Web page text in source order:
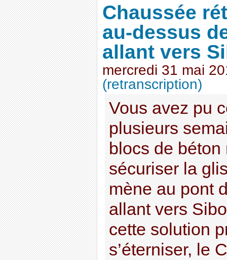
Chaussée
au-dessus
allant vers
mercredi 31 mai
(retranscription)
Vous avez pu
plusieurs
blocs de
sécuriser la
mène au pont
allant vers
cette solution
s’éterniser, le